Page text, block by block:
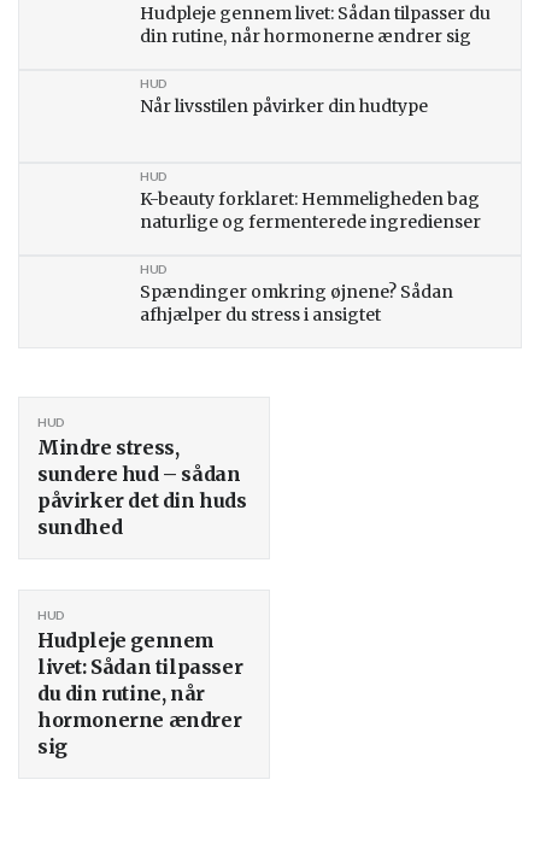
Hudpleje gennem livet: Sådan tilpasser du
din rutine, når hormonerne ændrer sig
Når livsstilen påvirker din hudtype
HUD
K-beauty forklaret: Hemmeligheden bag
naturlige og fermenterede ingredienser
HUD
Spændinger omkring øjnene? Sådan
afhjælper du stress i ansigtet
HUD
Mindre stress,
sundere hud – sådan
påvirker det din huds
sundhed
HUD
Hudpleje gennem
livet: Sådan tilpasser
du din rutine, når
hormonerne ændrer
sig
HUD